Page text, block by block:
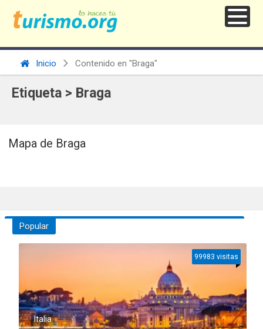
Inicio Contenido en "Braga"
Etiqueta > Braga
Mapa de Braga
Popular
Italia
99983 visitas